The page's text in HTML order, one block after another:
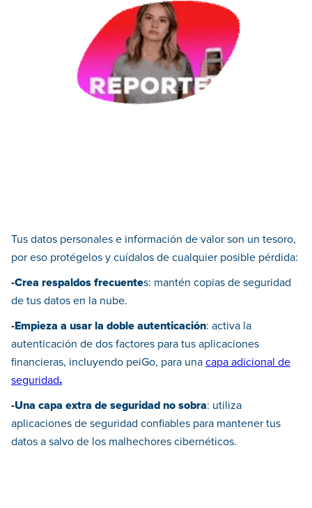
Tus datos personales e información de valor son un tesoro,
por eso protégelos y cuídalos de cualquier posible pérdida:
-Crea respaldos frecuentes: mantén copias de seguridad
de tus datos en la nube.
-Empieza a usar la doble autenticación: activa la
autenticación de dos factores para tus aplicaciones
financieras, incluyendo peiGo, para una capa adicional de
seguridad.
-Una capa extra de seguridad no sobra: utiliza
aplicaciones de seguridad confiables para mantener tus
datos a salvo de los malhechores cibernéticos.